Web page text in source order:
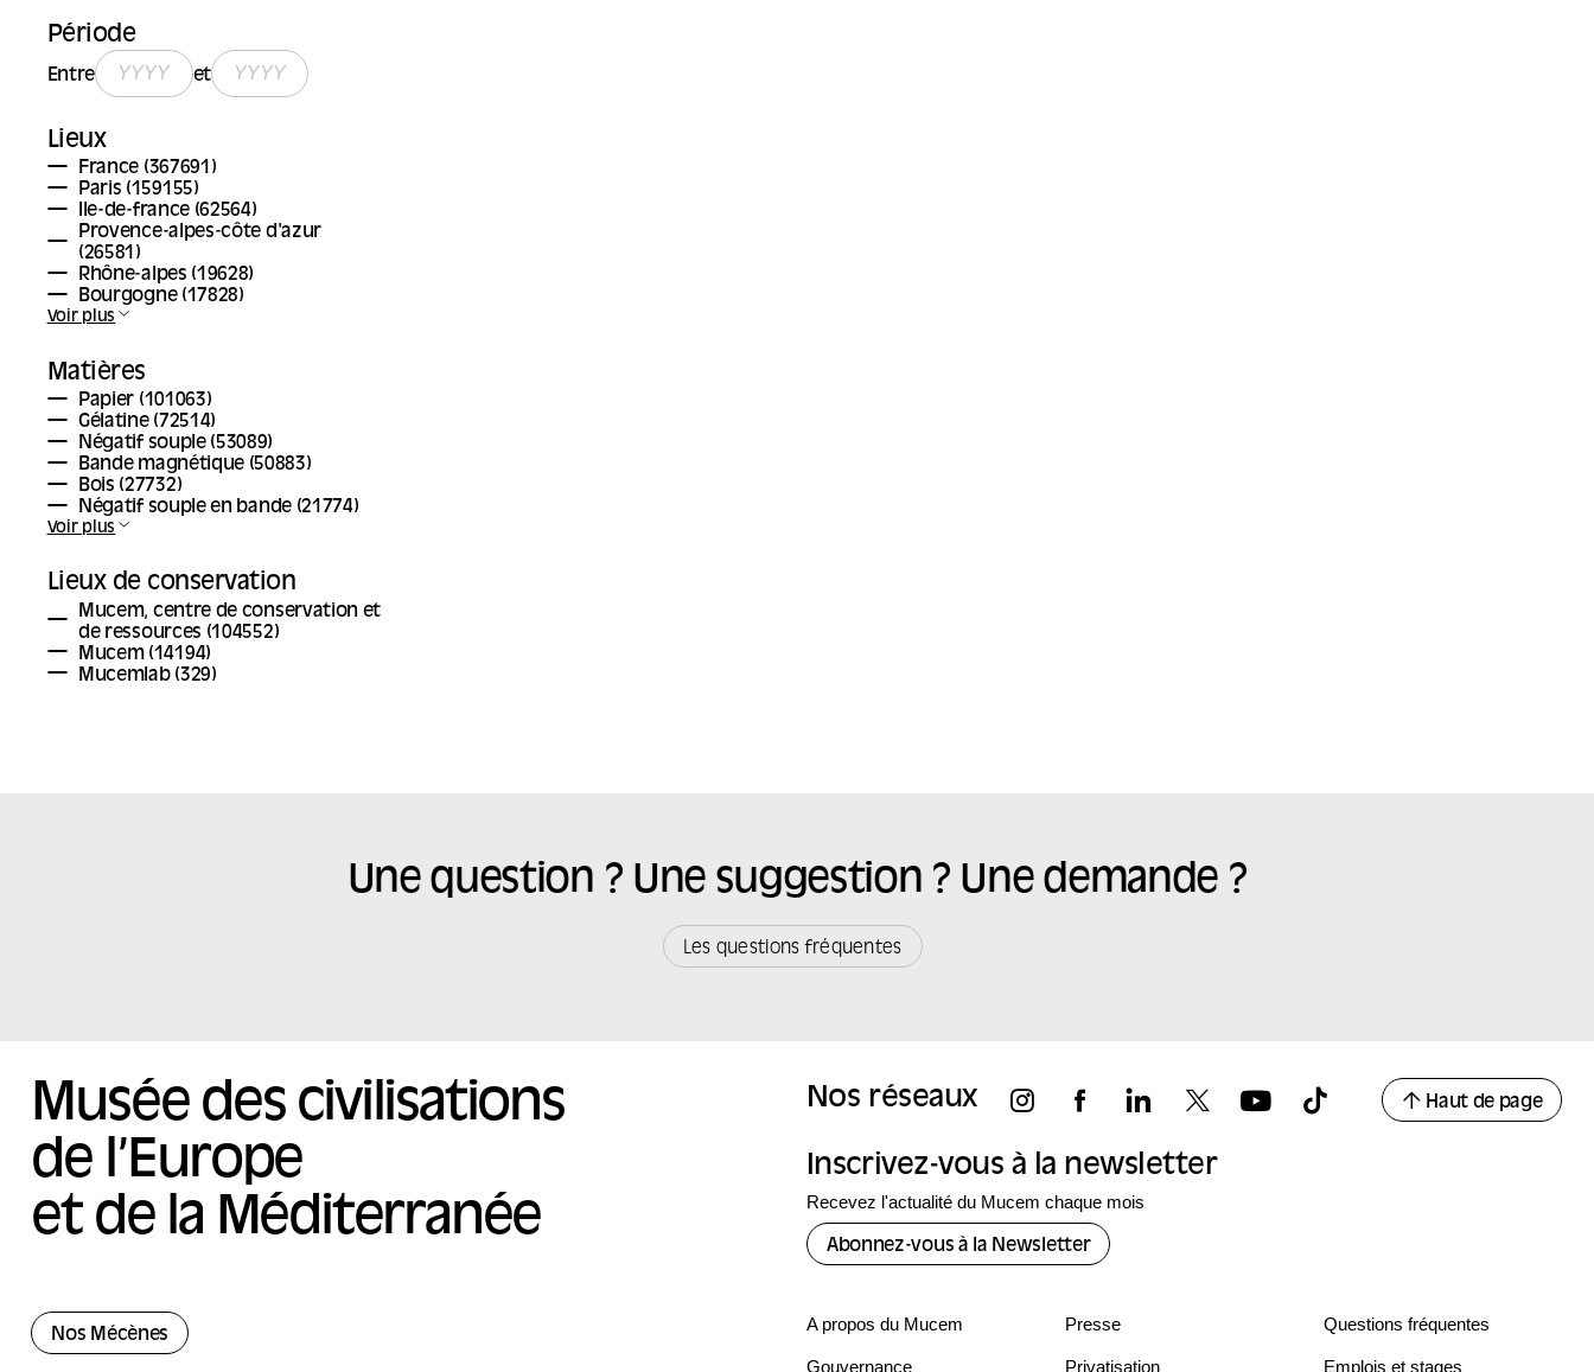
Période
Entre et
Lieux
France (367691)
Paris (159155)
Ile-de-france (62564)
Provence-alpes-côte d'azur
(26581)
Rhône-alpes (19628)
Bourgogne (17828)
Voir plus
Matières
Papier (101063)
Gélatine (72514)
Négatif souple (53089)
Bande magnétique (50883)
Bois (27732)
Négatif souple en bande (21774)
Voir plus
Lieux de conservation
Mucem, centre de conservation et
de ressources (104552)
Mucem (14194)
Mucemlab (329)
Une question ? Une suggestion ? Une demande ?
Les questions fréquentes
Musée des civilisations
de l’Europe
et de la Méditerranée
Nos réseaux Haut de page
Inscrivez-vous à la newsletter
Recevez l'actualité du Mucem chaque mois
Abonnez-vous à la Newsletter
Nos Mécènes
A propos du Mucem
Gouvernance
Presse
Privatisation
Questions fréquentes
Emplois et stages